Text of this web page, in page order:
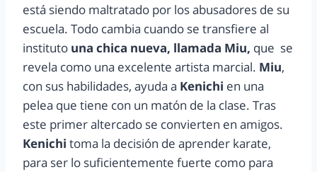
está siendo maltratado por los abusadores de su
escuela. Todo cambia cuando se transfiere al
instituto una chica nueva, llamada Miu, que se
revela como una excelente artista marcial. Miu,
con sus habilidades, ayuda a Kenichi en una
pelea que tiene con un matón de la clase. Tras
este primer altercado se convierten en amigos.
Kenichi toma la decisión de aprender karate,
para ser lo suficientemente fuerte como para